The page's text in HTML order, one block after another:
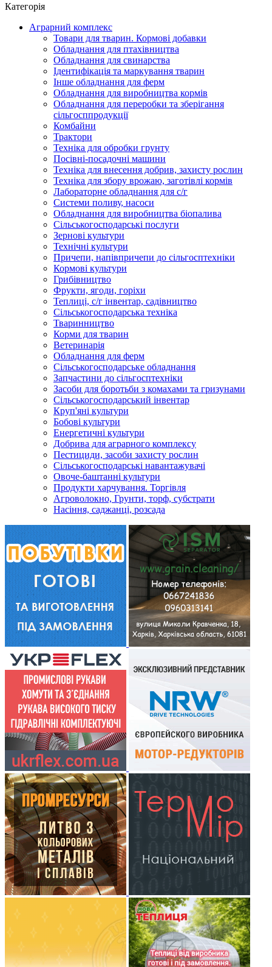
Категорія
Аграрний комплекс
Товари для тварин. Кормові добавки
Обладнання для птахівництва
Обладнання для свинарства
Ідентифікація та маркування тварин
Інше обладнання для ферм
Обладнання для виробництва кормів
Обладнання для переробки та зберігання
сільгосппродукції
Комбайни
Трактори
Техніка для обробки грунту
Посівні-посадочні машини
Техніка для внесення добрив, захисту рослин
Техніка для збору врожаю, заготівлі кормів
Лабораторне обладнання для с/г
Системи поливу, насоси
Обладнання для виробництва біопалива
Сільськогосподарські послуги
Зернові культури
Технічні культури
Причепи, напівпричепи до сільгосптехніки
Кормові культури
Грибівництво
Фрукти, ягоди, горіхи
Теплиці, с/г інвентар, садівництво
Сільськогосподарська техніка
Тваринництво
Корми для тварин
Ветеринарія
Обладнання для ферм
Сільськогосподарське обладнання
Запчастини до сільгосптехніки
Засоби для боротьби з комахами та гризунами
Сільськогосподарський інвентар
Круп'яні культури
Бобові культури
Енергетичні культури
Добрива для аграрного комплексу
Пестициди, засоби захисту рослин
Сільськогосподарські навантажувачі
Овоче-баштанні культури
Продукти харчування. Торгівля
Агроволокно, Грунти, торф, субстрати
Насіння, саджанці, розсада